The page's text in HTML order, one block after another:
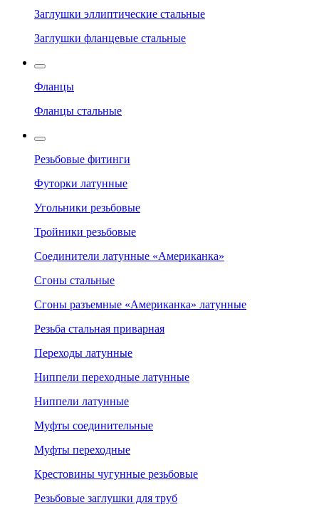
Заглушки эллиптические стальные
Заглушки фланцевые стальные
Фланцы
Фланцы стальные
Резьбовые фитинги
Футорки латунные
Угольники резьбовые
Тройники резьбовые
Соединители латунные «Американка»
Сгоны стальные
Сгоны разъемные «Американка» латунные
Резьба стальная приварная
Переходы латунные
Ниппели переходные латунные
Ниппели латунные
Муфты соединительные
Муфты переходные
Крестовины чугунные резьбовые
Резьбовые заглушки для труб